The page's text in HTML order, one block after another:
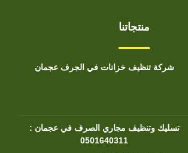
منتجاتنا
شركة تنظيف خزانات في الجرف عجمان
تسليك وتنظيف مجاري الصرف في عجمان :
0501640311